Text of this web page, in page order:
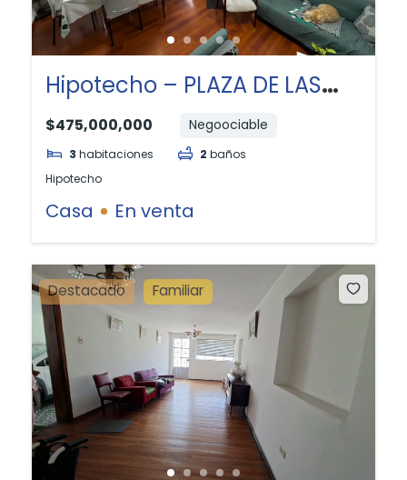
Hipotecho – PLAZA DE LAS
AMERICAS
$475,000,000 Negoociable
3 habitaciones 2 baños
Hipotecho
Casa En venta
Destacado Familiar